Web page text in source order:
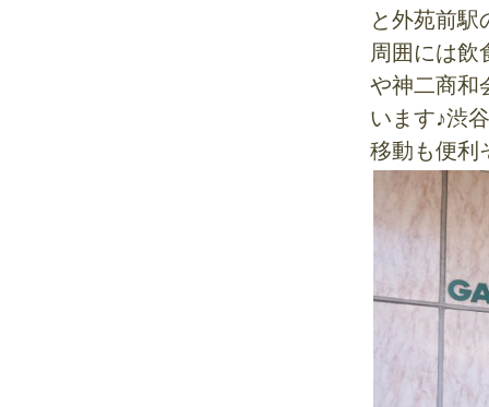
と外苑前
周囲には飲
や神二商和
います♪渋
移動も便利